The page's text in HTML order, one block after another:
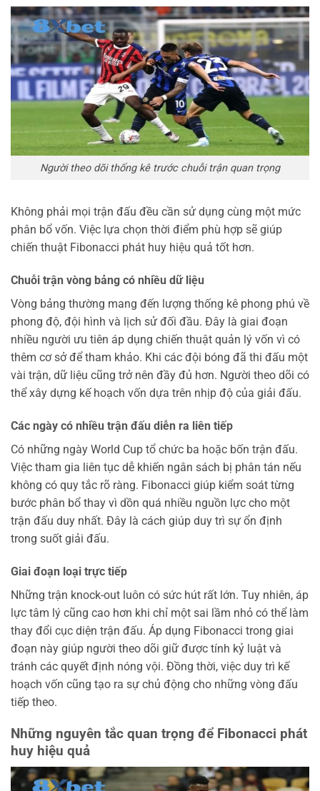
Người theo dõi thống kê trước chuỗi trận quan trọng
Không phải mọi trận đấu đều cần sử dụng cùng một mức
phân bổ vốn. Việc lựa chọn thời điểm phù hợp sẽ giúp
chiến thuật Fibonacci phát huy hiệu quả tốt hơn.
Chuỗi trận vòng bảng có nhiều dữ liệu
Vòng bảng thường mang đến lượng thống kê phong phú về
phong độ, đội hình và lịch sử đối đầu. Đây là giai đoạn
nhiều người ưu tiên áp dụng chiến thuật quản lý vốn vì có
thêm cơ sở để tham khảo. Khi các đội bóng đã thi đấu một
vài trận, dữ liệu cũng trở nên đầy đủ hơn. Người theo dõi có
thể xây dựng kế hoạch vốn dựa trên nhịp độ của giải đấu.
Các ngày có nhiều trận đấu diễn ra liên tiếp
Có những ngày World Cup tổ chức ba hoặc bốn trận đấu.
Việc tham gia liên tục dễ khiến ngân sách bị phân tán nếu
không có quy tắc rõ ràng. Fibonacci giúp kiểm soát từng
bước phân bổ thay vì dồn quá nhiều nguồn lực cho một
trận đấu duy nhất. Đây là cách giúp duy trì sự ổn định
trong suốt giải đấu.
Giai đoạn loại trực tiếp
Những trận knock-out luôn có sức hút rất lớn. Tuy nhiên, áp
lực tâm lý cũng cao hơn khi chỉ một sai lầm nhỏ có thể làm
thay đổi cục diện trận đấu. Áp dụng Fibonacci trong giai
đoạn này giúp người theo dõi giữ được tính kỷ luật và
tránh các quyết định nóng vội. Đồng thời, việc duy trì kế
hoạch vốn cũng tạo ra sự chủ động cho những vòng đấu
tiếp theo.
Những nguyên tắc quan trọng để Fibonacci phát
huy hiệu quả